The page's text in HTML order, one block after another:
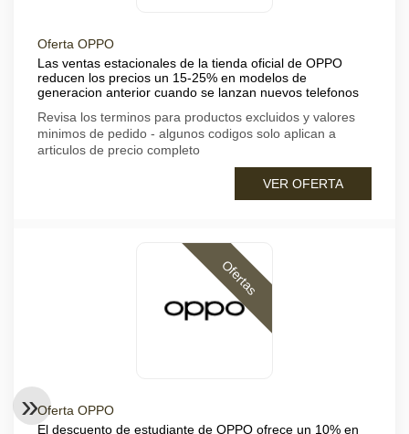
Oferta OPPO
Las ventas estacionales de la tienda oficial de OPPO
reducen los precios un 15-25% en modelos de
generacion anterior cuando se lanzan nuevos telefonos
Revisa los terminos para productos excluidos y valores
minimos de pedido - algunos codigos solo aplican a
articulos de precio completo
VER OFERTA
Ofertas
Oferta OPPO
El descuento de estudiante de OPPO ofrece un 10% en